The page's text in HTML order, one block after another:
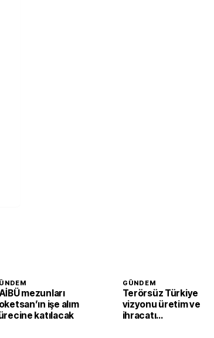
mezunları
işe alım
katılacak
GÜNDEM
Terörsüz Türkiye
vizyonu üretim ve
ihracatı